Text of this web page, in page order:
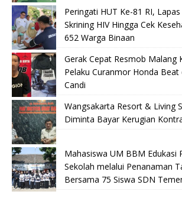
Peringati HUT Ke-81 RI,
Skrining HIV Hingga Cek
652 Warga Binaan
Gerak Cepat Resmob Malang
Pelaku Curanmor Honda Beat
Candi
Wangsakarta Resort & Living
Diminta Bayar Kerugian
Mahasiswa UM BBM Edukasi
Sekolah melalui Penanaman
Bersama 75 Siswa SDN